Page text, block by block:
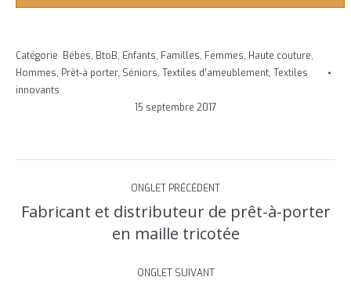
Catégorie Bébés, BtoB, Enfants, Familles, Femmes, Haute couture,
Hommes, Prêt-à porter, Séniors, Textiles d’ameublement, Textiles
innovants
15 septembre 2017
Navigation
de
commentaire
ONGLET PRÉCÉDENT
Onglet
précédent
Fabricant et distributeur de prêt-à-porter
en maille tricotée
ONGLET SUIVANT